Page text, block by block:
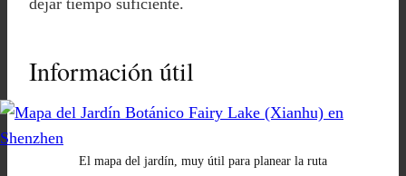
dejar tiempo suficiente.
Información útil
El mapa del jardín, muy útil para planear la ruta